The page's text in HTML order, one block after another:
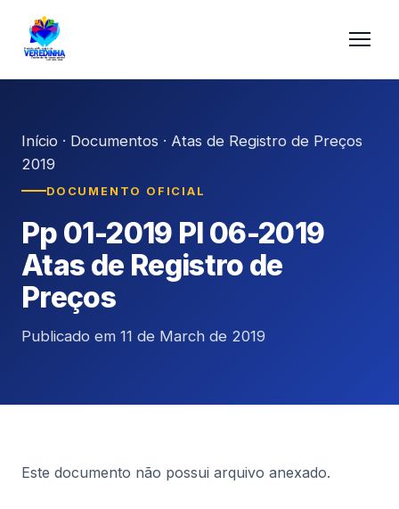
Início · Documentos · Atas de Registro de Preços
2019
DOCUMENTO OFICIAL
Pp 01-2019 Pl 06-2019
Atas de Registro de
Preços
Publicado em 11 de March de 2019
Este documento não possui arquivo anexado.